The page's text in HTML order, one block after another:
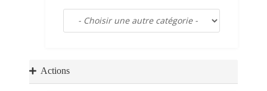
Actions